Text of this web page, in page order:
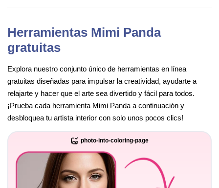
Herramientas Mimi Panda
gratuitas
Explora nuestro conjunto único de herramientas en línea
gratuitas diseñadas para impulsar la creatividad, ayudarte a
relajarte y hacer que el arte sea divertido y fácil para todos.
¡Prueba cada herramienta Mimi Panda a continuación y
desbloquea tu artista interior con solo unos pocos clics!
photo-into-coloring-page